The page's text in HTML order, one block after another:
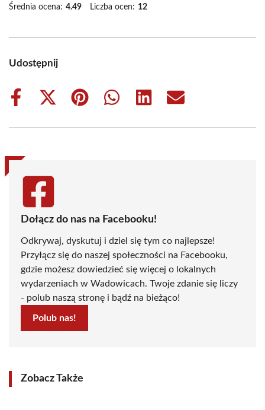
Średnia ocena: 4.49 Liczba ocen: 12
Udostępnij
Share
Share
(Twitter)
Share
Share
Share
Share
Dołącz do nas na Facebooku!
Odkrywaj, dyskutuj i dziel się tym co najlepsze!
Przyłącz się do naszej społeczności na Facebooku,
gdzie możesz dowiedzieć się więcej o lokalnych
wydarzeniach w Wadowicach. Twoje zdanie się liczy
- polub naszą stronę i bądź na bieżąco!
Polub nas!
Zobacz Także